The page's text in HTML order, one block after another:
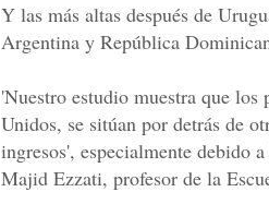
Y las más altas después de
Argentina y República
'Nuestro estudio muestra que los
Unidos, se sitúan por detrás de
ingresos', especialmente debido
Majid Ezzati, profesor de la